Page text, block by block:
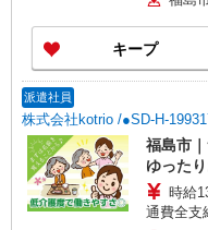
キープ
派遣社員
株式会社kotrio /●SD-H-
福島市
ゆった
時給
通費全支